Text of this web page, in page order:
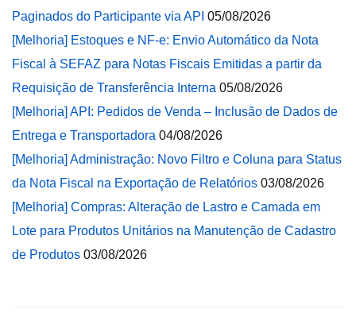
Paginados do Participante via API 05/08/2026
[Melhoria] Estoques e NF-e: Envio Automático da Nota
Fiscal à SEFAZ para Notas Fiscais Emitidas a partir da
Requisição de Transferência Interna 05/08/2026
[Melhoria] API: Pedidos de Venda – Inclusão de Dados de
Entrega e Transportadora 04/08/2026
[Melhoria] Administração: Novo Filtro e Coluna para Status
da Nota Fiscal na Exportação de Relatórios 03/08/2026
[Melhoria] Compras: Alteração de Lastro e Camada em
Lote para Produtos Unitários na Manutenção de Cadastro
de Produtos 03/08/2026